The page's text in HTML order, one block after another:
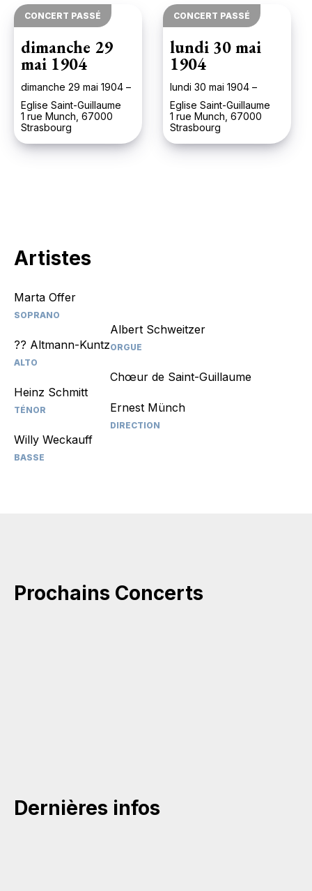
CONCERT PASSÉ
dimanche 29
mai 1904
dimanche 29 mai 1904 –
Eglise Saint-Guillaume
1 rue Munch, 67000
Strasbourg
CONCERT PASSÉ
lundi 30 mai
1904
lundi 30 mai 1904 –
Eglise Saint-Guillaume
1 rue Munch, 67000
Strasbourg
Artistes
Marta Offer
SOPRANO
?? Altmann-Kuntz
ALTO
Heinz Schmitt
TÉNOR
Willy Weckauff
BASSE
Albert Schweitzer
ORGUE
Chœur de Saint-Guillaume
Ernest Münch
DIRECTION
Prochains Concerts
Dernières infos